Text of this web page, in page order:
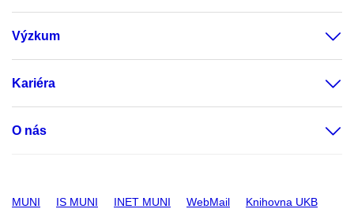
Výzkum
Kariéra
O nás
MUNI IS MUNI INET MUNI WebMail Knihovna UKB